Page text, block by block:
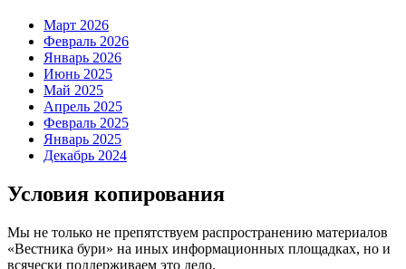
Март 2026
Февраль 2026
Январь 2026
Июнь 2025
Май 2025
Апрель 2025
Февраль 2025
Январь 2025
Декабрь 2024
Условия копирования
Мы не только не препятствуем распространению материалов
«Вестника бури» на иных информационных площадках, но и
всячески поддерживаем это дело.